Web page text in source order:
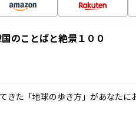
のことばと絶景１００
きた「地球の歩き方」があなたに